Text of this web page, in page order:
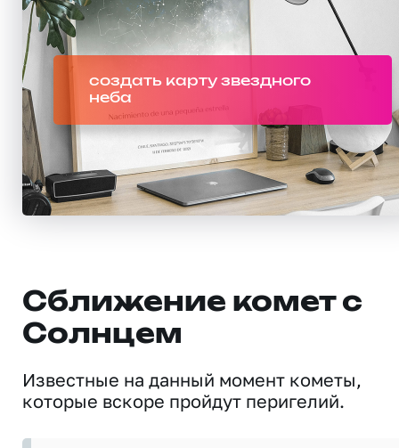
создать карту звездного
неба
Сближение комет с
Солнцем
Известные на данный момент кометы,
которые вскоре пройдут перигелий.